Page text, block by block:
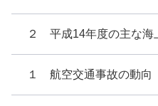
２ 平成14年度の主な海
１ 航空交通事故の動向